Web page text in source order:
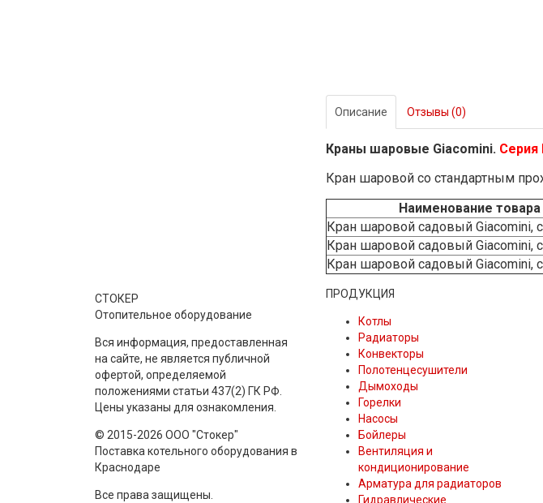
Описание Отзывы (0)
Краны шаровые Giacomini. Серия
Кран шаровой со стандартным
Наименование товара
Кран шаровой садовый Giacomini,
Кран шаровой садовый Giacomini,
Кран шаровой садовый Giacomini,
СТОКЕР
Отопительное оборудование
Вся информация, предоставленная
на сайте, не является публичной
офертой, определяемой
положениями статьи 437(2) ГК РФ.
Цены указаны для ознакомления.
© 2015-2026 ООО "Стокер"
Поставка котельного оборудования в
Краснодаре
Все права защищены.
ПРОДУКЦИЯ
Котлы
Радиаторы
Конвекторы
Полотенцесушители
Дымоходы
Горелки
Насосы
Бойлеры
Вентиляция и
кондиционирование
Арматура для радиаторов
Гидравлические